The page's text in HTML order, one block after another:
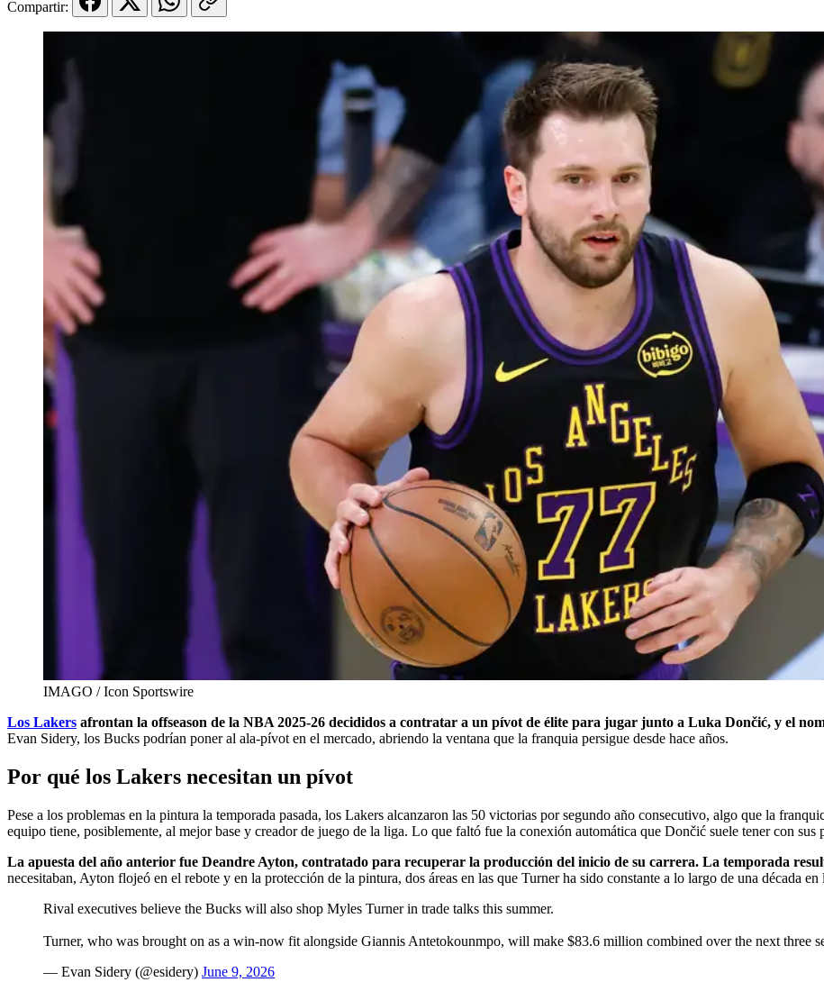
Compartir:
IMAGO / Icon Sportswire
Los Lakers afrontan la offseason de la NBA 2025-26 decididos a contratar a un pívot de élite para jugar junto a Luka Dončić, y el
Evan Sidery, los Bucks podrían poner al ala-pívot en el mercado, abriendo la ventana que la franquia persigue desde hace años.
Por qué los Lakers necesitan un pívot
Pese a los problemas en la pintura la temporada pasada, los Lakers alcanzaron las 50 victorias por segundo año consecutivo, algo que la
equipo tiene, posiblemente, al mejor base y creador de juego de la liga. Lo que faltó fue la conexión automática que Dončić suele tener con sus
La apuesta del año anterior fue Deandre Ayton, contratado para recuperar la producción del inicio de su carrera. La temporada
necesitaban, Ayton flojeó en el rebote y en la protección de la pintura, dos áreas en las que Turner ha sido constante a lo largo de una década en
Rival executives believe the Bucks will also shop Myles Turner in trade talks this summer.
Turner, who was brought on as a win-now fit alongside Giannis Antetokounmpo, will make $83.6 million combined over the next three
— Evan Sidery (@esidery) June 9, 2026